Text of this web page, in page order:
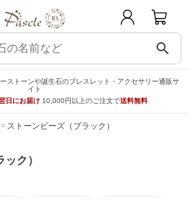
search
ストーンや誕生石のブレスレット・アクセサリー通販サ
イト
日にお届け 10,000円以上のご注文で送料無料
ストーンビーズ（ブラック）
ク）